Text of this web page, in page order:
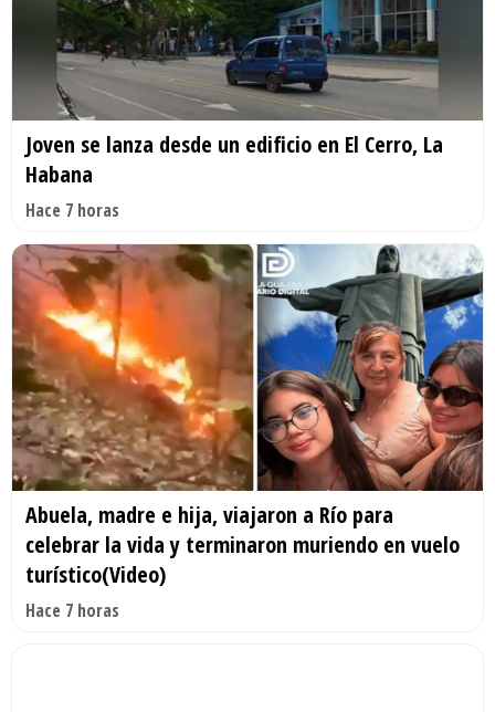
Joven se lanza desde un edificio en El Cerro, La
Habana
Hace 7 horas
Abuela, madre e hija, viajaron a Río para
celebrar la vida y terminaron muriendo en vuelo
turístico(Video)
Hace 7 horas